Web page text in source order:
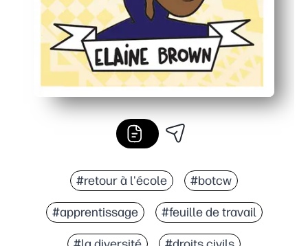
#retour à l'école #botcw
#apprentissage #feuille de travail